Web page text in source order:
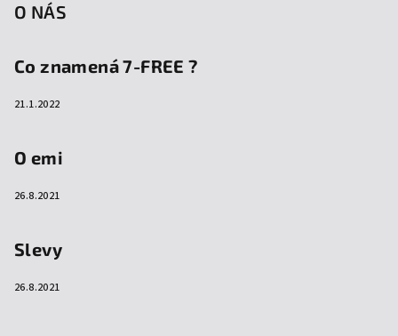
O NÁS
Co znamená 7-FREE ?
21.1.2022
O emi
26.8.2021
Slevy
26.8.2021